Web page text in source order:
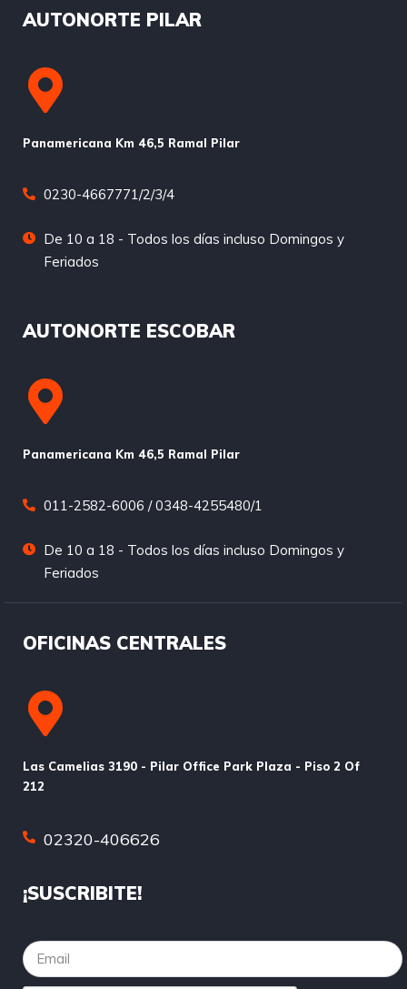
AUTONORTE PILAR
Panamericana Km 46,5 Ramal Pilar
0230-4667771/2/3/4
De 10 a 18 - Todos los días incluso Domingos y
Feriados
AUTONORTE ESCOBAR
Panamericana Km 46,5 Ramal Pilar
011-2582-6006 / 0348-4255480/1
De 10 a 18 - Todos los días incluso Domingos y
Feriados
OFICINAS CENTRALES
Las Camelias 3190 - Pilar Office Park Plaza - Piso 2 Of
212
02320-406626
¡SUSCRIBITE!